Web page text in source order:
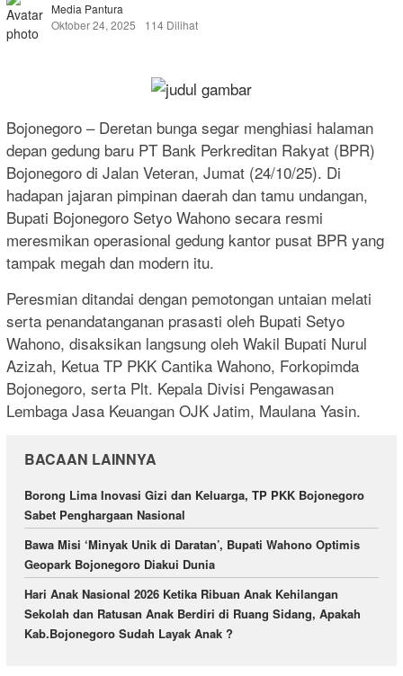
Media Pantura
Oktober 24, 2025
114 Dilihat
Bojonegoro – Deretan bunga segar menghiasi halaman
depan gedung baru PT Bank Perkreditan Rakyat (BPR)
Bojonegoro di Jalan Veteran, Jumat (24/10/25). Di
hadapan jajaran pimpinan daerah dan tamu undangan,
Bupati Bojonegoro Setyo Wahono secara resmi
meresmikan operasional gedung kantor pusat BPR yang
tampak megah dan modern itu.
Peresmian ditandai dengan pemotongan untaian melati
serta penandatanganan prasasti oleh Bupati Setyo
Wahono, disaksikan langsung oleh Wakil Bupati Nurul
Azizah, Ketua TP PKK Cantika Wahono, Forkopimda
Bojonegoro, serta Plt. Kepala Divisi Pengawasan
Lembaga Jasa Keuangan OJK Jatim, Maulana Yasin.
BACAAN LAINNYA
Borong Lima Inovasi Gizi dan Keluarga, TP PKK Bojonegoro
Sabet Penghargaan Nasional
Bawa Misi ‘Minyak Unik di Daratan’, Bupati Wahono Optimis
Geopark Bojonegoro Diakui Dunia
Hari Anak Nasional 2026 Ketika Ribuan Anak Kehilangan
Sekolah dan Ratusan Anak Berdiri di Ruang Sidang, Apakah
Kab.Bojonegoro Sudah Layak Anak ?